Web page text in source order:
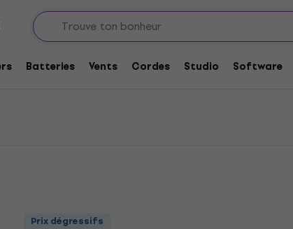
Batteries Vents Cordes Studio Software
pour claviers
Prix dégressifs